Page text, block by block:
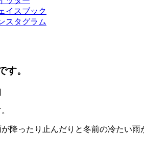
イスブック
スタグラム
す。
降ったり止んだりと冬前の冷たい